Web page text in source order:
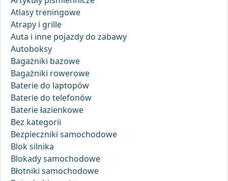
Atlasy treningowe
Atrapy i grille
Auta i inne pojazdy do zabawy
Autoboksy
Bagażniki bazowe
Bagażniki rowerowe
Baterie do laptopów
Baterie do telefonów
Baterie łazienkowe
Bez kategorii
Bezpieczniki samochodowe
Blok silnika
Blokady samochodowe
Błotniki samochodowe